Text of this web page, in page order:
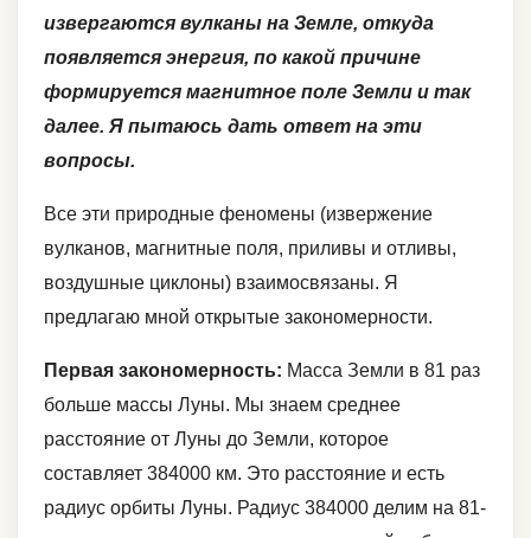
извергаются вулканы на Земле, откуда
появляется энергия, по какой причине
формируется магнитное поле Земли и так
далее. Я пытаюсь дать ответ на эти
вопросы.
Все эти природные феномены (извержение
вулканов, магнитные поля, приливы и отливы,
воздушные циклоны) взаимосвязаны. Я
предлагаю мной открытые закономерности.
Первая закономерность: Масса Земли в 81 раз
больше массы Луны. Мы знаем среднее
расстояние от Луны до Земли, которое
составляет 384000 км. Это расстояние и есть
радиус орбиты Луны. Радиус 384000 делим на 81-